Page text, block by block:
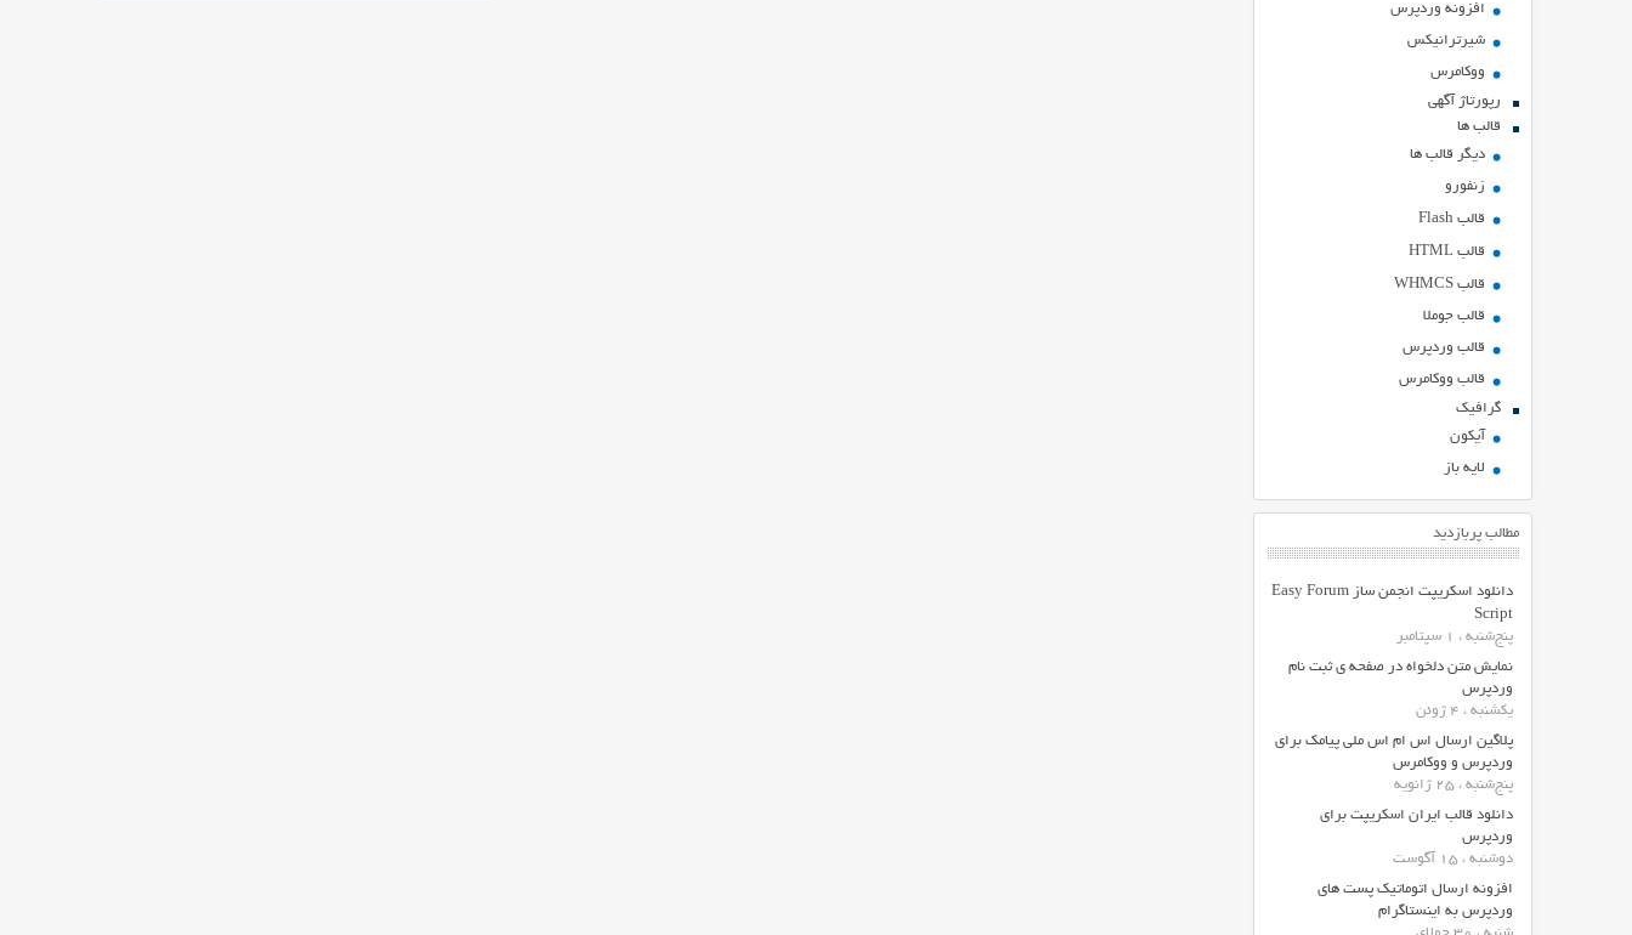
افزونه وردپرس
شیرترانیکس
ووکامرس
رپورتاژ آگهی
قالب ها
دیگر قالب ها
زنفورو
قالب Flash
قالب HTML
قالب WHMCS
قالب جوملا
قالب وردپرس
قالب ووکامرس
گرافیک
آیکون
لایه باز
مطالب پربازدید
دانلود اسکریپت انجمن ساز Easy Forum
Script
پنج‌شنبه ، 1 سپتامبر
نمایش متن دلخواه در صفحه ی ثبت نام
وردپرس
یکشنبه ، 4 ژوئن
پلاگین ارسال اس ام اس ملی پیامک برای
وردپرس و ووکامرس
پنج‌شنبه ، 25 ژانویه
دانلود قالب ایران اسکریپت برای
وردپرس
دوشنبه ، 15 آگوست
افزونه ارسال اتوماتیک پست های
وردپرس به اینستاگرام